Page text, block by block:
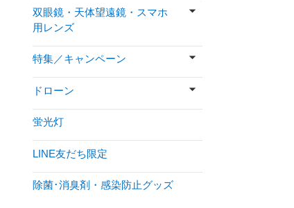
双眼鏡・天体望遠鏡・スマホ
用レンズ
特集／キャンペーン
ドローン
蛍光灯
LINE友だち限定
除菌･消臭剤・感染防止グッズ